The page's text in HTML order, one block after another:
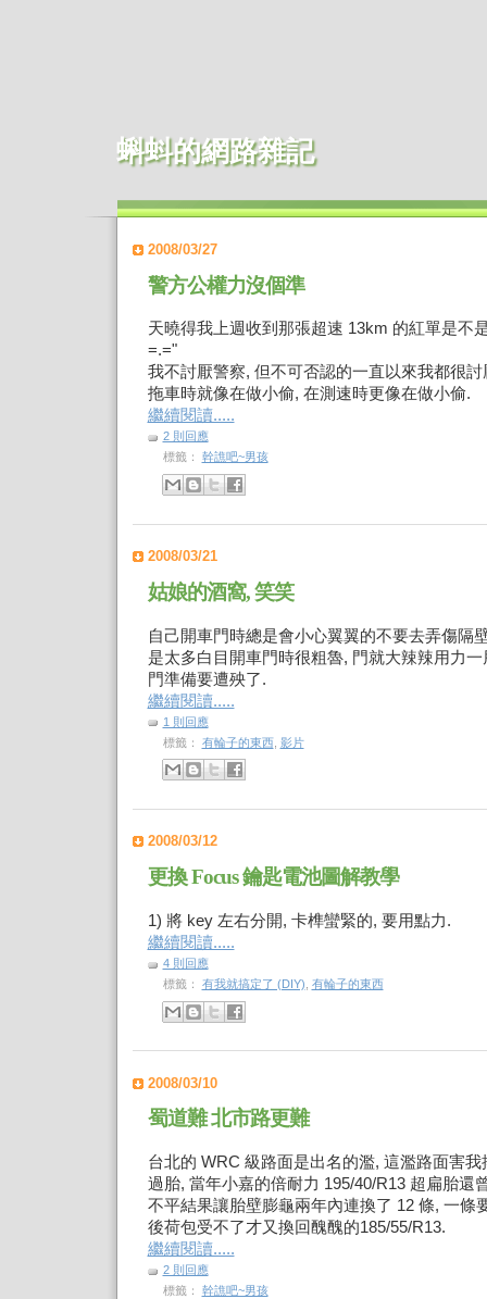
蝌蚪的網路雜記
2008/03/27
警方公權力沒個準
天曉得我上週收到那張超速 13km 的紅單是不
=.="
我不討厭警察, 但不可否認的一直以來我都很
拖車時就像在做小偷, 在測速時更像在做小偷.
繼續閱讀.....
2 則回應
標籤： 幹譙吧~男孩
2008/03/21
姑娘的酒窩, 笑笑
自己開車門時總是會小心翼翼的不要去弄傷隔
是太多白目開車門時很粗魯, 門就大辣辣用力
門準備要遭殃了.
繼續閱讀.....
1 則回應
標籤： 有輪子的東西, 影片
2008/03/12
更換 Focus 鑰匙電池圖解教學
1) 將 key 左右分開, 卡榫蠻緊的, 要用點力.
繼續閱讀.....
4 則回應
標籤： 有我就搞定了 (DIY) 有輪子的東西
2008/03/10
蜀道難 北市路更難
台北的 WRC 級路面是出名的濫, 這濫路面害
過胎, 當年小嘉的倍耐力 195/40/R13 超扁胎還
不平結果讓胎壁膨龜兩年內連換了 12 條, 一條
後荷包受不了才又換回醜醜的185/55/R13.
繼續閱讀.....
2 則回應
標籤： 幹譙吧~男孩